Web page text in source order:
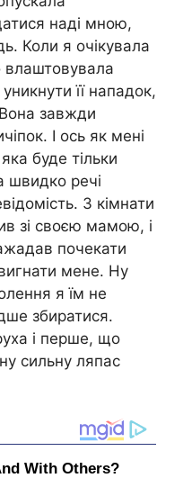
наді мною,
Коли я очікувала
влаштовувала
її нападок,
завжди
І ось як мені
буде тільки
швидко речі
З кімнати
зі своєю мамою, і
почекати
мене. Ну
я їм не
збиратися.
і перше, що
сильну ляпас